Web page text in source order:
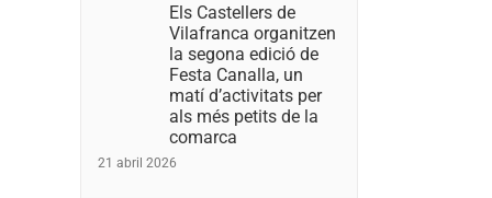
Els Castellers de
Vilafranca organitzen
la segona edició de
Festa Canalla, un
matí d’activitats per
als més petits de la
comarca
21 abril 2026